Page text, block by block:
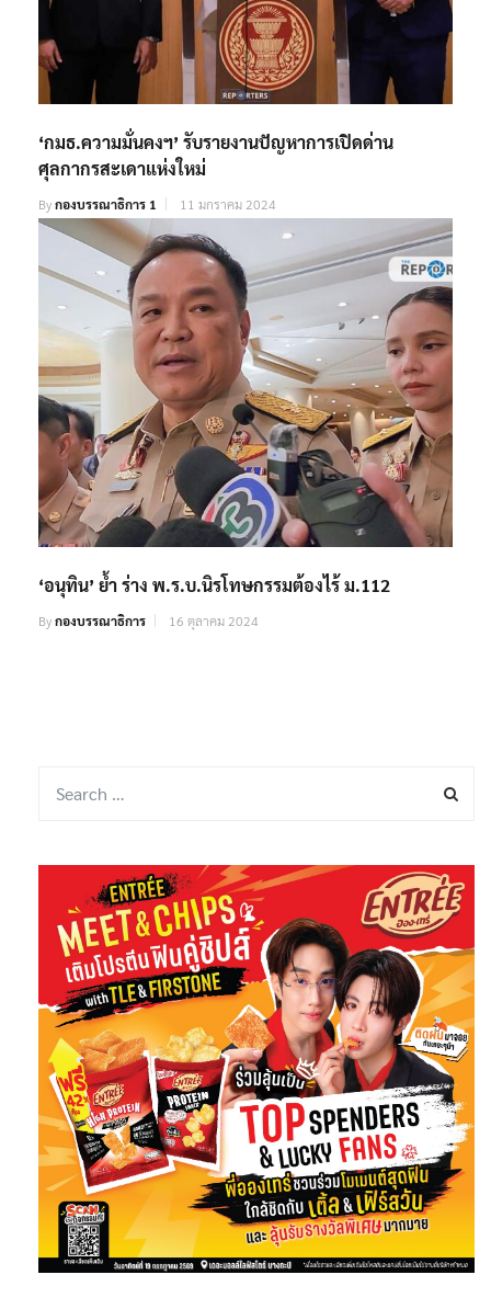
‘กมธ.ความมั่นคงฯ’ รับรายงานปัญหาการเปิดด่าน
ศุลกากรสะเดาแห่งใหม่
Byกองบรรณาธิการ 1 11 มกราคม 2024
‘อนุทิน’ ย้ำ ร่าง พ.ร.บ.นิรโทษกรรมต้องไร้ ม.112
Byกองบรรณาธิการ 16 ตุลาคม 2024